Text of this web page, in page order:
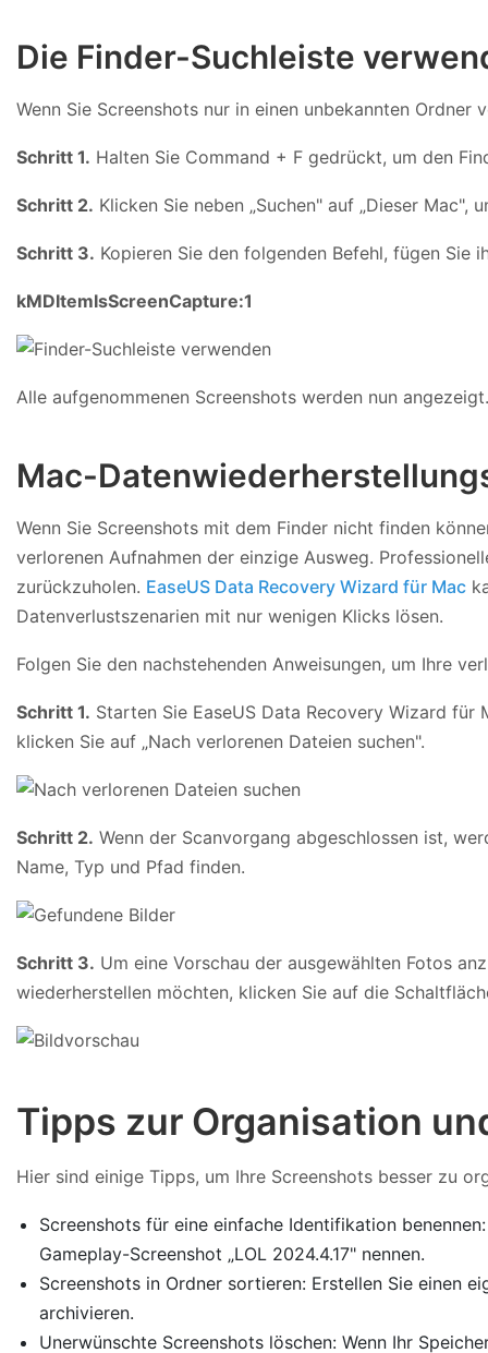
Die Finder-Suchleiste
Wenn Sie Screenshots nur in einen unbekannten
Schritt 1. Halten Sie Command + F gedrückt, um den
Schritt 2. Klicken Sie neben „Suchen" auf „Dieser
Schritt 3. Kopieren Sie den folgenden Befehl, fügen Sie
kMDItemIsScreenCapture:1
Alle aufgenommenen Screenshots werden nun angezeigt.
Mac-
Wenn Sie Screenshots mit dem Finder nicht finden
verlorenen Aufnahmen der einzige Ausweg.
zurückzuholen. EaseUS Data Recovery Wizard für Mac
Datenverlustszenarien mit nur wenigen Klicks lösen.
Folgen Sie den nachstehenden Anweisungen, um Ihre
Schritt 1. Starten Sie EaseUS Data Recovery Wizard
klicken Sie auf „Nach verlorenen Dateien suchen".
Schritt 2. Wenn der Scanvorgang abgeschlossen ist,
Name, Typ und Pfad finden.
Schritt 3. Um eine Vorschau der ausgewählten Fotos
wiederherstellen möchten, klicken Sie auf die
Tipps zur Organisation
Hier sind einige Tipps, um Ihre Screenshots besser zu
Screenshots für eine einfache Identifikation
Gameplay-Screenshot „LOL 2024.4.17" nennen.
Screenshots in Ordner sortieren: Erstellen Sie einen
archivieren.
Unerwünschte Screenshots löschen: Wenn Ihr